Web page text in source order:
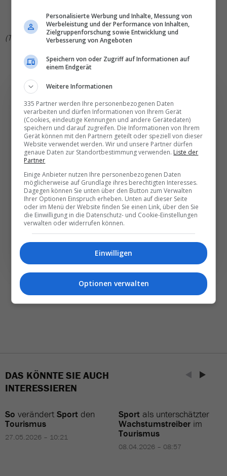
BILDERGALERIE
10 Bilder
(TN)
Die wichtigsten und
besten News direkt in
Ihr E‑Mail-Postfach
Täglich oder wöchentlich, mit mehr Insights oder
weniger. Bei Travel­news haben Sie die Wahl.
NEWSLETTER ENTDECKEN
DAS KÖNNTE SIE AUCH
INTERESSIEREN
So verändertSport den
Tourismus
27.05.2026 – 10:21
Sport als unterschätzter
Wachstumstreiber im
Tourismus
08.04.2026 – 08:57
Personalisierte Werbung und Inhalte, Messung von
Werbeleistung und der Performance von Inhalten,
Zielgruppenforschung sowie Entwicklung und
Verbesserung von Angeboten
Speichern von oder Zugriff auf Informationen auf
einem Endgerät
Weitere Informationen
335 Partner werden Ihre personenbezogenen Daten
verarbeiten und dürfen Informationen von Ihrem Gerät
(Cookies, eindeutige Kennungen und andere Gerätedaten)
speichern und darauf zugreifen. Die Informationen von Ihrem
Gerät können mit den Partnern geteilt oder speziell von dieser
Website verwendet werden. Wir und unsere Partner dürfen
genaue Daten zur Standortbestimmung verwenden. Liste der
Partner
Einige Anbieter nutzen Ihre personenbezogenen Daten
möglicherweise auf Grundlage ihres berechtigten Interesses.
Dagegen können Sie unten über den Button zum Verwalten
Ihrer Optionen Einspruch erheben. Unten auf dieser Seite
oder im Menü der Website finden Sie einen Link, über den Sie
die Einwilligung in die Datenschutz- und Cookie-Einstellungen
verwalten oder widerrufen können.
Einwilligen
Optionen verwalten